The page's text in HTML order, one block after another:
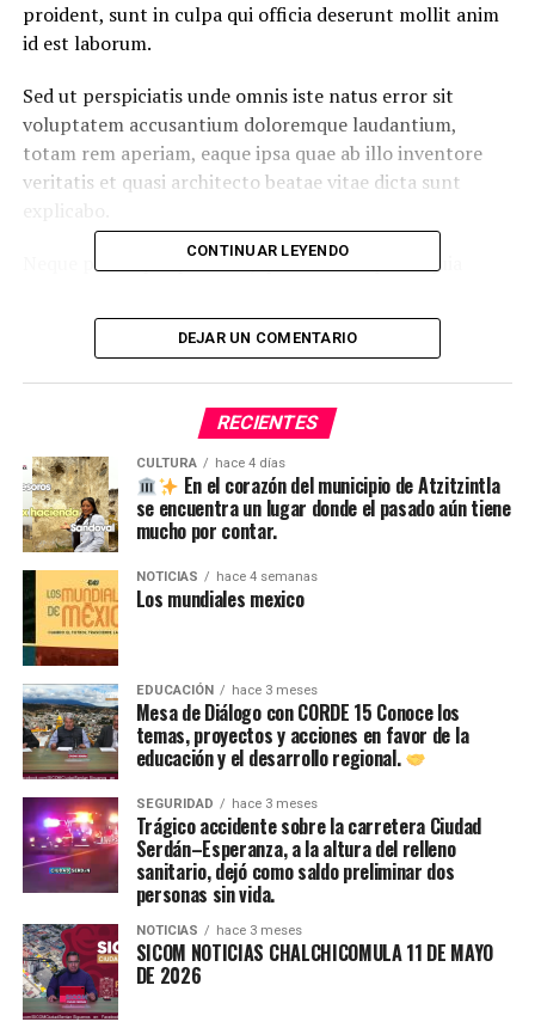
proident, sunt in culpa qui officia deserunt mollit anim
id est laborum.
Sed ut perspiciatis unde omnis iste natus error sit
voluptatem accusantium doloremque laudantium,
totam rem aperiam, eaque ipsa quae ab illo inventore
veritatis et quasi architecto beatae vitae dicta sunt
Neque porro quisquam est, qui dolorem ipsum quia
numquam eiusmodi tempora incidunt ut laboreet
dolore magnam aliquam quaerat voluptatem. Ut enim ad
minima veniam, quis nostrum exercitationem ullam
corporis suscipit laboriosam, nisi ut aliquid ex ea
commodi consequatur.
At vero eos et accusamus et iusto odio dignissimos
ducimus qui blanditiis praesentium voluptatum deleniti
atque corrupti quos dolores et quas
sintoccaecati cupiditate non provident, similique sunt
in culpa qui officia deserunt mollitia animi, id est
laborum et dolorum fuga.
Quis autem vel eum iure reprehenderit qui in ea
voluptate velit esse quam nihil molestiae consequatur,
vel illum qui dolorem eum fugiat quo voluptas nulla
pariatur.
“Duis aute irure dolor in
reprehenderit in voluptate
velit esse cillum dolore eu
fugiat”
CONTINUAR LEYENDO
DEJAR UN COMENTARIO
RECIENTES
CULTURA hace 4 días
En el corazón del municipio de Atzitzintla
se encuentra un lugar donde el pasado aún tiene
mucho por contar.
NOTICIAS hace 4 semanas
Los mundiales mexico
EDUCACIÓN hace 3 meses
Mesa de Diálogo con CORDE 15 Conoce los
temas, proyectos y acciones en favor de la
educación y el desarrollo regional.
SEGURIDAD hace 3 meses
Trágico accidente sobre la carretera Ciudad
Serdán–Esperanza, a la altura del relleno
sanitario, dejó como saldo preliminar dos
personas sin vida.
NOTICIAS hace 3 meses
SICOM NOTICIAS CHALCHICOMULA 11 DE MAYO
DE 2026